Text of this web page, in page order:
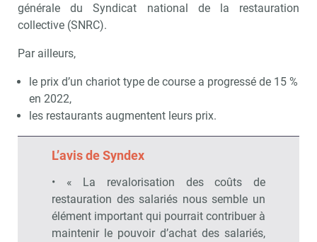
générale du Syndicat national de la restauration
collective (SNRC).
Par ailleurs,
le prix d’un chariot type de course a progressé de 15 %
en 2022,
les restaurants augmentent leurs prix.
L’avis de Syndex
• « La revalorisation des coûts de
restauration des salariés nous semble un
élément important qui pourrait contribuer à
maintenir le pouvoir d’achat des salariés,